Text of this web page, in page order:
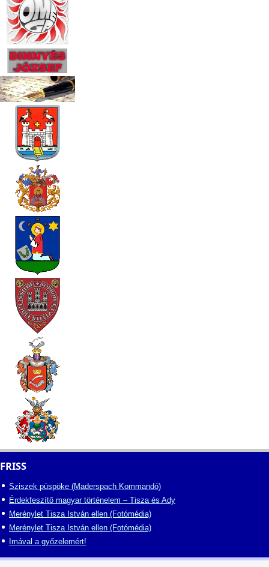
FRISS
Sziszek püspöke (Maderspach Kommandó)
Érdekfeszítő magyar történelem – Tisza és Ady
Merénylet Tisza István ellen (Fotómédia)
Merénylet Tisza István ellen (Fotómédia)
Imával a győzelemért!